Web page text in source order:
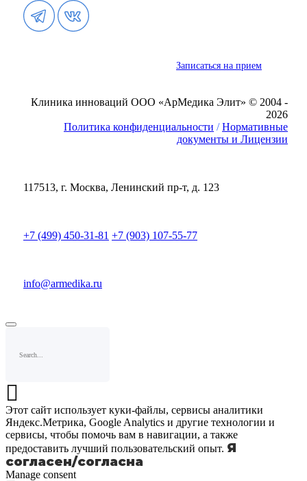
Записаться на прием
Клиника инноваций ООО «АрМедика Элит» © 2004 -
2026
Политика конфиденциальности /Нормативные
документы и Лицензии
117513, г. Москва, Ленинский пр-т, д. 123
+7 (499) 450-31-81 +7 (903) 107-55-77
info@armedika.ru
Этот сайт использует куки-файлы, сервисы аналитики
Яндекс.Метрика, Google Analytics и другие технологии и
сервисы, чтобы помочь вам в навигации, а также
предоставить лучший пользовательский опыт. Я
согласен/согласна
Manage consent